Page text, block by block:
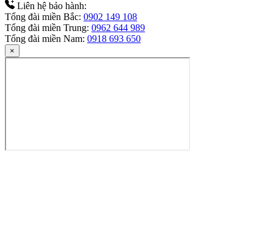
Liên hệ bảo hành:
Tổng đài miền Bắc: 0902 149 108
Tổng đài miền Trung: 0962 644 989
Tổng đài miền Nam: 0918 693 650
×